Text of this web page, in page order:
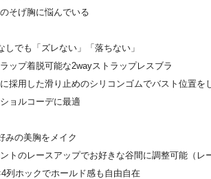
のそげ胸に悩んでいる
しでも「ズレない」「落ちない」
ラップ着脱可能な2wayストラップレスブラ
に採用した滑り止めのシリコンゴムでバスト位置を
ショルコーデに最適
みの美胸をメイク
ントのレースアップでお好きな谷間に調整可能（レ
列ホックでホールド感も自由自在